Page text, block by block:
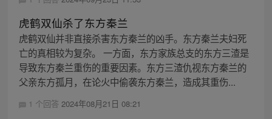
虎鹤双仙杀了东方秦兰
虎鹤双仙并非直接杀害东方秦兰的凶手。东方秦兰夫妇死
亡的真相较为复杂。 一方面，东方家族总支的东方三渣是
导致东方秦兰重伤的重要因素。东方三渣仇视东方秦兰的
父亲东方孤月，在论火中偷袭东方秦兰，造成其重伤...
1 个回答 2024年08月21日 08:21